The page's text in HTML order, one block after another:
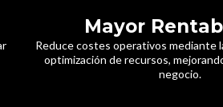
Mayor
Reduce costes operativos mediante
optimización de recursos,
negocio.